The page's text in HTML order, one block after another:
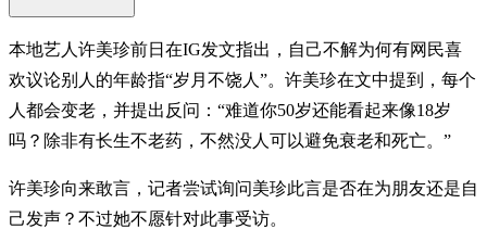
本地艺人许美珍前日在IG发文指出，自己不解为何有网民喜
欢议论别人的年龄指“岁月不饶人”。许美珍在文中提到，每个
人都会变老，并提出反问：“难道你50岁还能看起来像18岁
吗？除非有长生不老药，不然没人可以避免衰老和死亡。”
许美珍向来敢言，记者尝试询问美珍此言是否在为朋友还是自
己发声？不过她不愿针对此事受访。